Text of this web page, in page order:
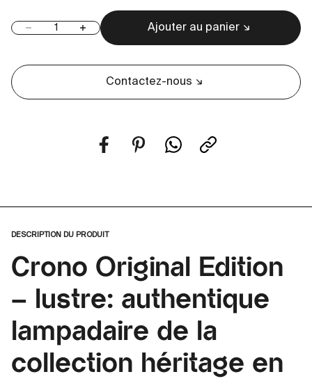
Diminuer la quantitéAugmenter la quantitéAjouter au panier
Contactez-nous
DESCRIPTION DU PRODUIT
Crono Original Edition
– lustre: authentique
lampadaire de la
collection héritage en